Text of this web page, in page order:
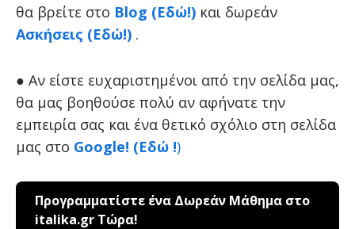
θα βρείτε στο Blog (Εδώ!)και δωρεάν
Ασκήσεις (Εδώ!).
● Αν είστε ευχαριστημένοι από την σελίδα μας,
θα μας βοηθούσε πολύ αν αφήνατε την
εμπειρία σας και ένα θετικό σχόλιο στη σελίδα
μας στο Google! (Εδώ !)
Προγραμματίστε ένα Δωρεάν Μάθημα στο
italika.gr Τώρα!